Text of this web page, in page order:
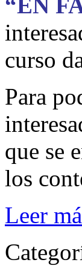
“EN
curso
Para
que se
los
Leer